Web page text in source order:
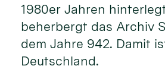
1980er Jahren
beherbergt das Archiv
dem Jahre 942. Damit
Deutschland.